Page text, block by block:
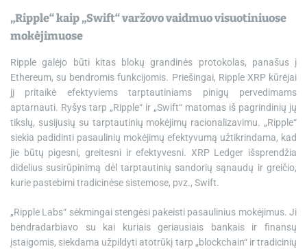
„Ripple“ kaip „Swift“ varžovo vaidmuo visuotiniuose
mokėjimuose
Ripple galėjo būti kitas blokų grandinės protokolas, panašus į
Ethereum, su bendromis funkcijomis. Priešingai, Ripple XRP kūrėjai
jį pritaikė efektyviems tarptautiniams pinigų pervedimams
aptarnauti. Ryšys tarp „Ripple“ ir „Swift“ matomas iš pagrindinių jų
tikslų, susijusių su tarptautinių mokėjimų racionalizavimu. „Ripple“
siekia padidinti pasaulinių mokėjimų efektyvumą užtikrindama, kad
jie būtų pigesni, greitesni ir efektyvesni. XRP Ledger išsprendžia
didelius susirūpinimą dėl tarptautinių sandorių sąnaudų ir greičio,
kurie pastebimi tradicinėse sistemose, pvz., Swift.
„Ripple Labs“ sėkmingai stengėsi pakeisti pasaulinius mokėjimus. Ji
bendradarbiavo su kai kuriais geriausiais bankais ir finansų
įstaigomis, siekdama užpildyti atotrūkį tarp „blockchain“ ir tradicinių